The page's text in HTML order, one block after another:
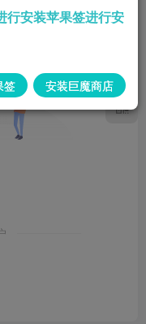
行安装苹果签进行安
签 安装巨魔商店